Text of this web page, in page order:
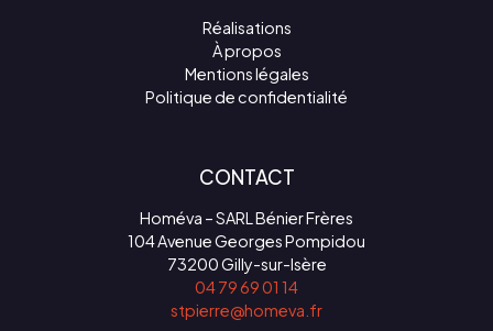
Réalisations
À propos
Mentions légales
Politique de confidentialité
CONTACT
Homéva – SARL Bénier Frères
104 Avenue Georges Pompidou
73200 Gilly-sur-Isère
04 79 69 01 14
stpierre@homeva.fr